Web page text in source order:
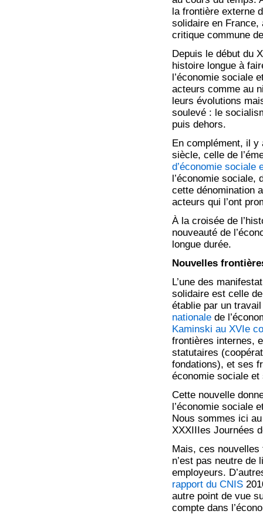
la frontière externe
solidaire en France,
critique commune
Depuis le début du
histoire longue à
l’économie sociale
acteurs comme au
leurs évolutions
soulevé : le
puis dehors.
En complément, il
siècle, celle de
d’économie sociale
l’économie sociale,
cette dénomination
acteurs qui l’ont
À la croisée de
nouveauté de
longue durée.
Nouvelles
L’une des
solidaire est celle
établie par un
nationale de
Kaminski au XVIe
frontières internes,
statutaires
fondations), et ses
économie sociale
Cette nouvelle
l’économie sociale
Nous sommes ici
XXXIIIes Journées
Mais, ces nouvelles
n’est pas neutre
employeurs.
rapport du CNIS
autre point de vue
compte dans